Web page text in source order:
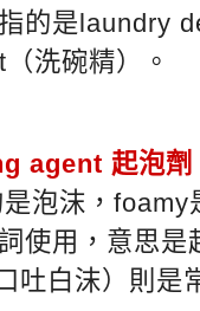
的是laundry
洗碗精）。
agent 起泡劑
泡沫，
使用，意思
吐白沫）則是